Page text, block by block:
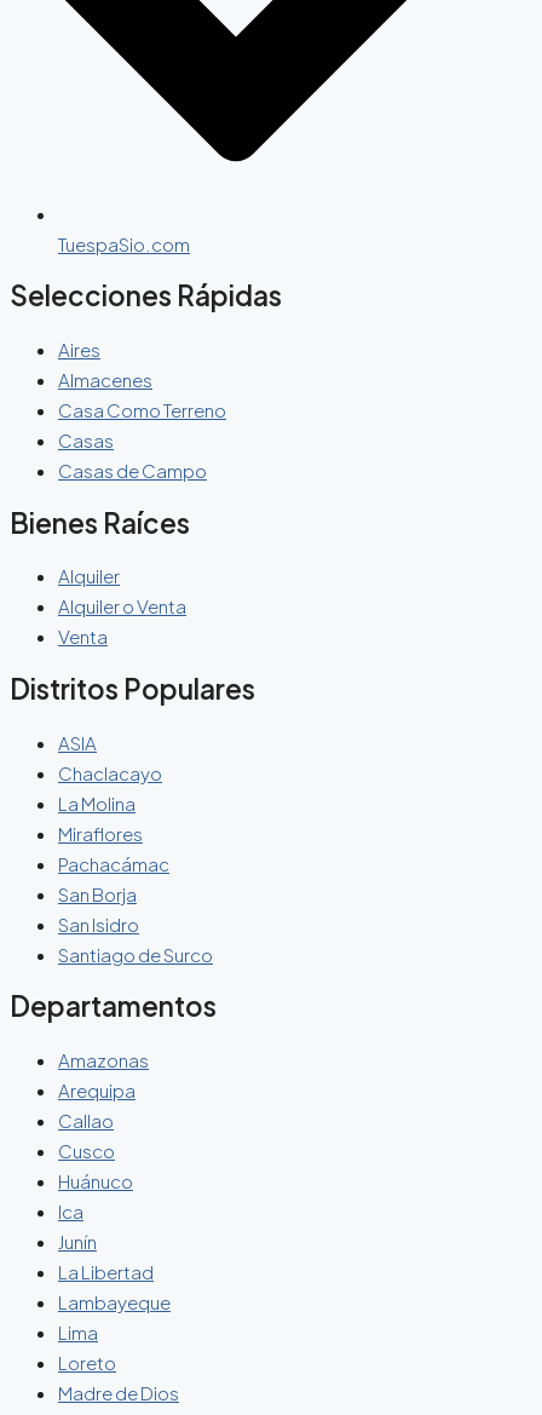
TuespaSio.com
Selecciones Rápidas
Aires
Almacenes
Casa Como Terreno
Casas
Casas de Campo
Bienes Raíces
Alquiler
Alquiler o Venta
Venta
Distritos Populares
ASIA
Chaclacayo
La Molina
Miraflores
Pachacámac
San Borja
San Isidro
Santiago de Surco
Departamentos
Amazonas
Arequipa
Callao
Cusco
Huánuco
Ica
Junín
La Libertad
Lambayeque
Lima
Loreto
Madre de Dios